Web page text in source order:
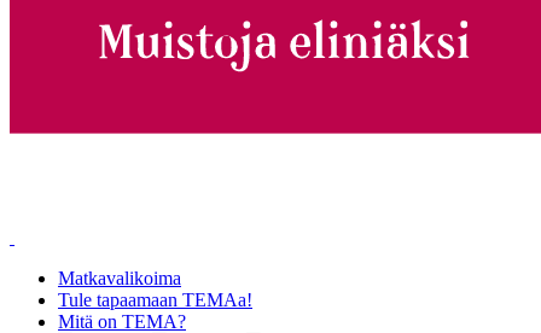
Matkavalikoima
Tule tapaamaan TEMAa!
Mitä on TEMA?